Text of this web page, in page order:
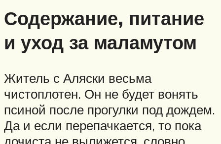
Содержание, питание
и уход за маламутом
Житель с Аляски весьма
чистоплотен. Он не будет вонять
псиной после прогулки под дождем.
Да и если перепачкается, то пока